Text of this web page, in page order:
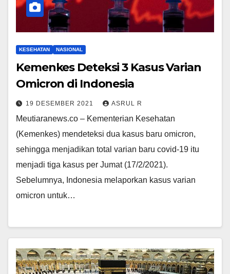
KESEHATAN NASIONAL
Kemenkes Deteksi 3 Kasus Varian
Omicron di Indonesia
19 DESEMBER 2021 ASRUL R
Meutiaranews.co – Kementerian Kesehatan
(Kemenkes) mendeteksi dua kasus baru omicron,
sehingga menjadikan total varian baru covid-19 itu
menjadi tiga kasus per Jumat (17/2/2021).
Sebelumnya, Indonesia melaporkan kasus varian
omicron untuk…